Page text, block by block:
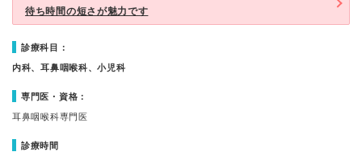
待ち時間の短さが魅力です
診療科目：
内科、耳鼻咽喉科、小児科
専門医・資格：
耳鼻咽喉科専門医
診療時間